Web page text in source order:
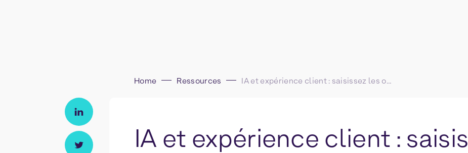
Home Ressources IA et expérience client : saisissez les opportunités, limitez les risques, oubliez les mythes !
IA et expérience client :